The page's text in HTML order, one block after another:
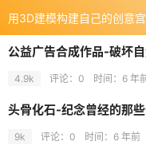
公益广告合成作品-破坏
4.9k 评论：0 时间： 6 年
头骨化石-纪念曾经的那
9k 评论：0 时间： 6 年前